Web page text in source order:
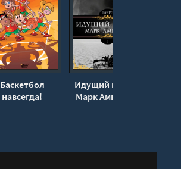
Баскетбол
навсегда!
Идущий в тени -
Марк Амврелий